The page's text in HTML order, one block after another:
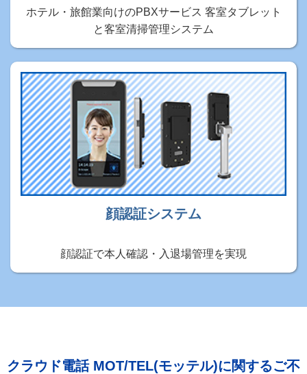
ホテル・旅館業向けのPBXサービス 客室タブレット
と客室清掃管理システム
顔認証システム
顔認証で本人確認・入退場管理を実現
クラウド電話 MOT/TEL(モッテル)に関するご不